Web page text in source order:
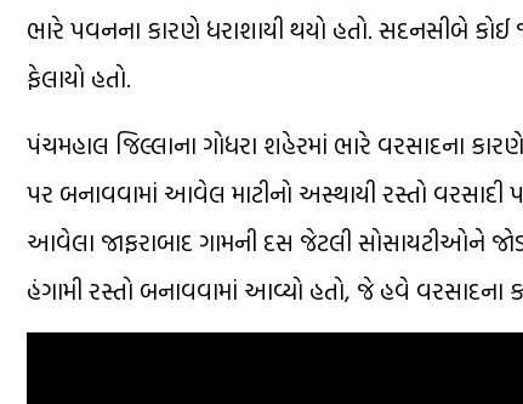
ભારે પવનના કારણે ધરાશાયી થયો હતો. સદનસીબે કોઈ
ફેલાયો હતો.
પંચમહાલ જિલ્લાના ગોધરા શહેરમાં ભારે વરસાદના
પર બનાવવામાં આવેલ માટીનો અસ્થાયી રસ્તો
આવેલા જાફરાબાદ ગામની દસ જેટલી સોસાયટીઓને
હંગામી રસ્તો બનાવવામાં આવ્યો હતો, જે હવે